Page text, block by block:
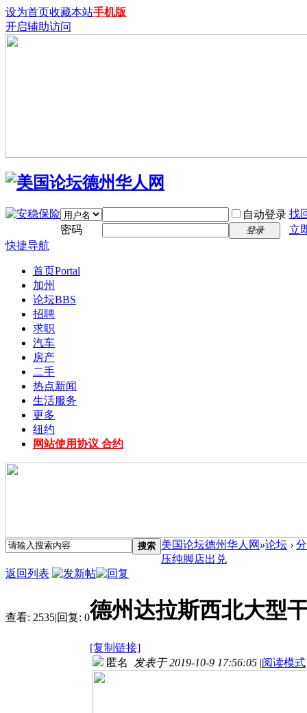
设为首页收藏本站手机版
开启辅助访问
自动登录 找
密码
登录
立
快捷导航
首页Portal
加州
论坛BBS
招聘
求职
汽车
房产
二手
热点新闻
生活服务
更多
纽约
网站使用协议 合约
搜索 美国论坛德州华人网 »论坛 ›
压纯脚店出兑
返回列表
查看: 2535|回复: 0德州达拉斯西北大型
[复制链接]
匿名 发表于 2019-10-9 17:56:05 |阅读模式